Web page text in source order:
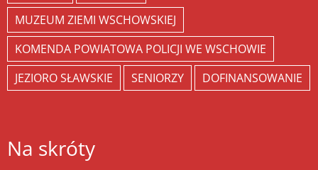
MUZEUM ZIEMI WSCHOWSKIEJ
KOMENDA POWIATOWA POLICJI WE WSCHOWIE
JEZIORO SŁAWSKIE
SENIORZY DOFINANSOWANIE
Na skróty